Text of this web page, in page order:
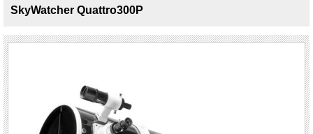
SkyWatcher Quattro300P